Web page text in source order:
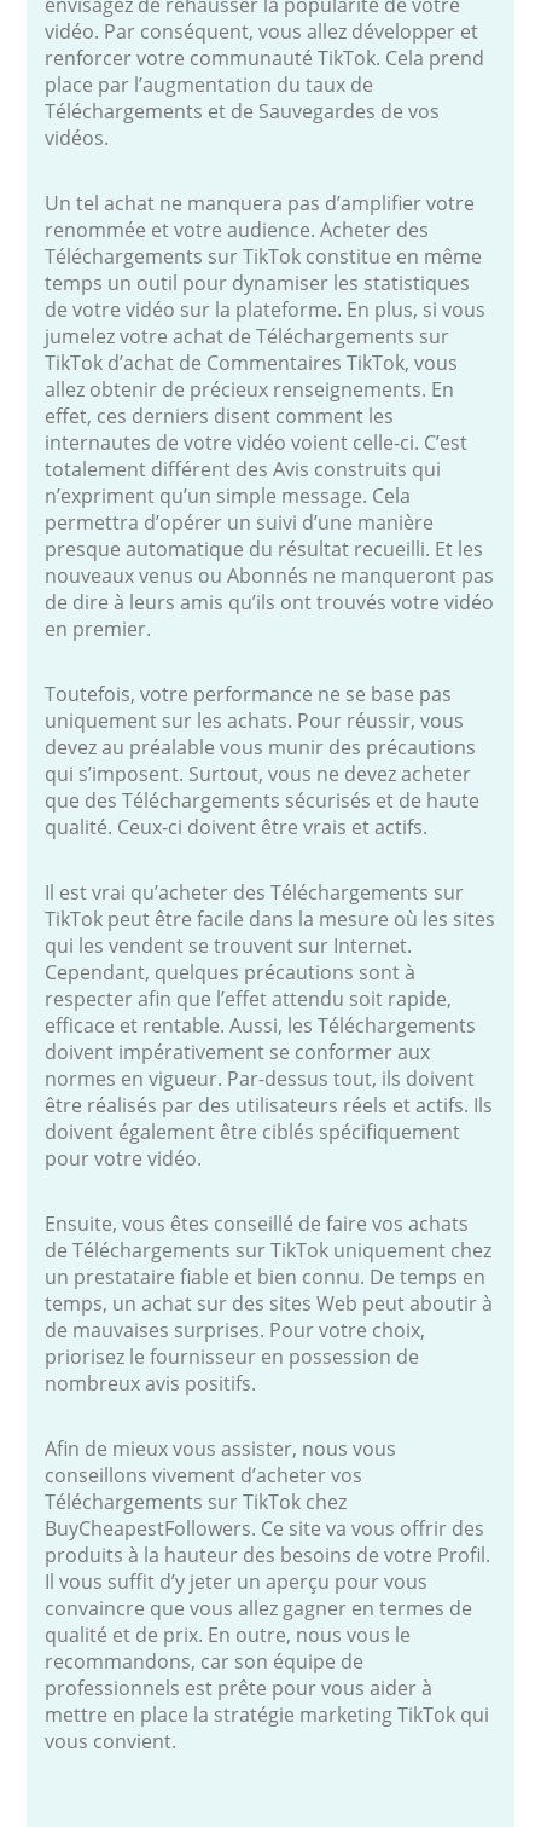
vidéo. Par conséquent, vous allez développer et
renforcer votre communauté TikTok. Cela prend
place par l’augmentation du taux de
Téléchargements et de Sauvegardes de vos
vidéos.
Un tel achat ne manquera pas d’amplifier votre
renommée et votre audience. Acheter des
Téléchargements sur TikTok constitue en même
temps un outil pour dynamiser les statistiques
de votre vidéo sur la plateforme. En plus, si vous
jumelez votre achat de Téléchargements sur
TikTok d’achat de Commentaires TikTok, vous
allez obtenir de précieux renseignements. En
effet, ces derniers disent comment les
internautes de votre vidéo voient celle-ci. C’est
totalement différent des Avis construits qui
n’expriment qu’un simple message. Cela
permettra d’opérer un suivi d’une manière
presque automatique du résultat recueilli. Et les
nouveaux venus ou Abonnés ne manqueront pas
de dire à leurs amis qu’ils ont trouvés votre vidéo
en premier.
Toutefois, votre performance ne se base pas
uniquement sur les achats. Pour réussir, vous
devez au préalable vous munir des précautions
qui s’imposent. Surtout, vous ne devez acheter
que des Téléchargements sécurisés et de haute
qualité. Ceux-ci doivent être vrais et actifs.
Il est vrai qu’acheter des Téléchargements sur
TikTok peut être facile dans la mesure où les sites
qui les vendent se trouvent sur Internet.
Cependant, quelques précautions sont à
respecter afin que l’effet attendu soit rapide,
efficace et rentable. Aussi, les Téléchargements
doivent impérativement se conformer aux
normes en vigueur. Par-dessus tout, ils doivent
être réalisés par des utilisateurs réels et actifs. Ils
doivent également être ciblés spécifiquement
pour votre vidéo.
Ensuite, vous êtes conseillé de faire vos achats
de Téléchargements sur TikTok uniquement chez
un prestataire fiable et bien connu. De temps en
temps, un achat sur des sites Web peut aboutir à
de mauvaises surprises. Pour votre choix,
priorisez le fournisseur en possession de
nombreux avis positifs.
Afin de mieux vous assister, nous vous
conseillons vivement d’acheter vos
Téléchargements sur TikTok chez
BuyCheapestFollowers. Ce site va vous offrir des
produits à la hauteur des besoins de votre Profil.
Il vous suffit d’y jeter un aperçu pour vous
convaincre que vous allez gagner en termes de
qualité et de prix. En outre, nous vous le
recommandons, car son équipe de
professionnels est prête pour vous aider à
mettre en place la stratégie marketing TikTok qui
vous convient.